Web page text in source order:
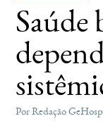
Saúde
Por Redação GeHosp